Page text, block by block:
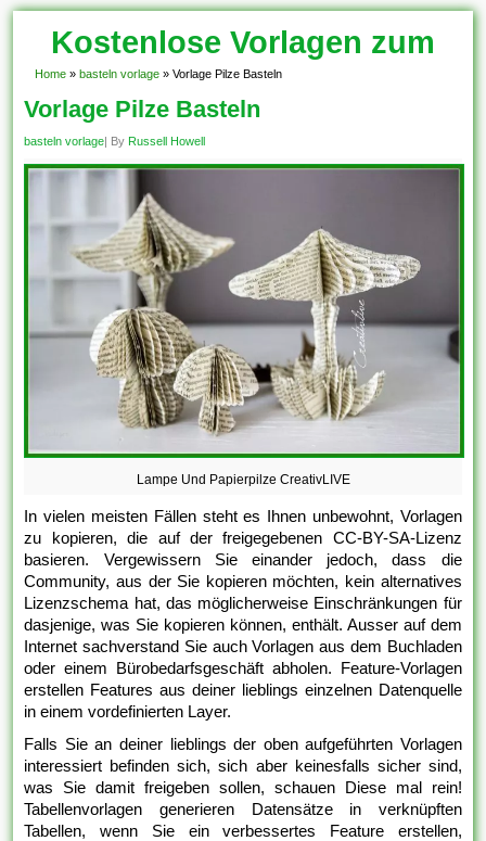
Kostenlose Vorlagen zum
Download!
Home » basteln vorlage » Vorlage Pilze Basteln
Vorlage Pilze Basteln
basteln vorlage| By Russell Howell
Lampe Und Papierpilze CreativLIVE
In vielen meisten Fällen steht es Ihnen unbewohnt, Vorlagen
zu kopieren, die auf der freigegebenen CC-BY-SA-Lizenz
basieren. Vergewissern Sie einander jedoch, dass die
Community, aus der Sie kopieren möchten, kein alternatives
Lizenzschema hat, das möglicherweise Einschränkungen für
dasjenige, was Sie kopieren können, enthält. Ausser auf dem
Internet sachverstand Sie auch Vorlagen aus dem Buchladen
oder einem Bürobedarfsgeschäft abholen. Feature-Vorlagen
erstellen Features aus deiner lieblings einzelnen Datenquelle
in einem vordefinierten Layer.
Falls Sie an deiner lieblings der oben aufgeführten Vorlagen
interessiert befinden sich, sich aber keinesfalls sicher sind,
was Sie damit freigeben sollen, schauen Diese mal rein!
Tabellenvorlagen generieren Datensätze in verknüpften
Tabellen, wenn Sie ein verbessertes Feature erstellen,